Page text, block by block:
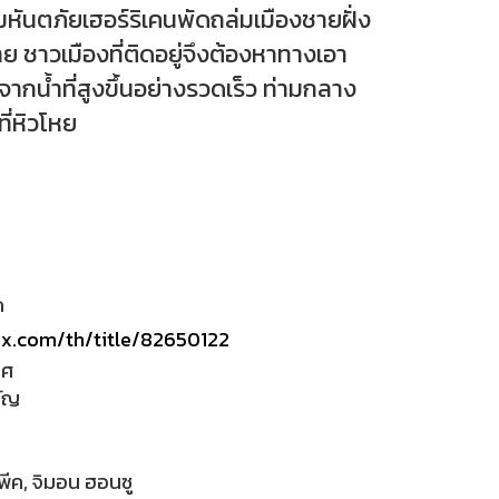
ภัยเฮอร์ริเคนพัดถล่มเมืองชายฝั่ง
ชาวเมืองที่ติดอยู่จึงต้องหาทางเอา
กน้ำที่สูงขึ้นอย่างรวดเร็ว ท่ามกลาง
หิวโหย
th/title/82650122
ญ
ค, จิมอน ฮอนซู